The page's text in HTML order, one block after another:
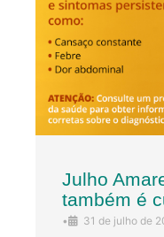
Julho
também é
• 31 de julho de